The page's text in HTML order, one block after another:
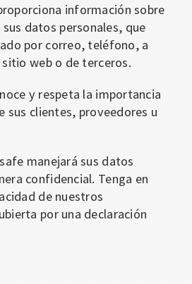
información sobre
datos personales, que
por correo, teléfono, a
web o de terceros.
y respeta la importancia
sus clientes, proveedores u
manejará sus datos
confidencial. Tenga en
de nuestros
por una declaración